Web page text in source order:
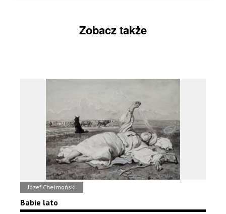
Zobacz także
Józef Chełmoński
Babie lato